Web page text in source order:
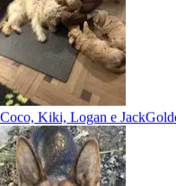
Coco, Kiki, Logan e Jack